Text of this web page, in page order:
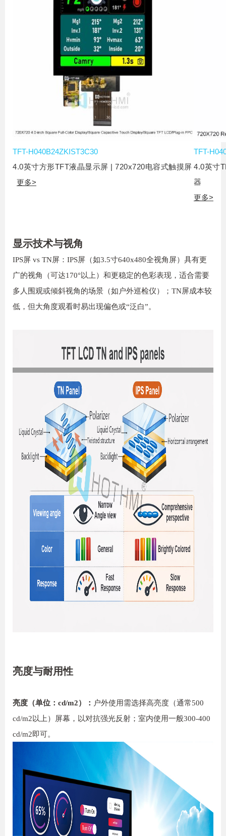
TFT-H040B24ZKIST3C30
4.0英寸方形TFT液晶显示屏 | 720x720电容式触摸屏
更多>
TFT-
4.0英寸
器
更多>
显示技术与视角
IPS屏 vs TN屏：IPS屏（如3.5寸640x480全视角屏）具有更
广的视角（可达170°以上）和更稳定的色彩表现，适合需要
多人围观或倾斜视角的场景（如户外巡检仪）；TN屏成本较
低，但大角度观看时易出现偏色或“泛白”。
亮度与耐用性
亮度（单位：cd/m2）： 户外使用需选择高亮度（通常500
cd/m2以上）屏幕，以对抗强光反射；室内使用一般300-400
cd/m2即可。